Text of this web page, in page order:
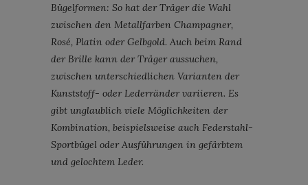
Bügelformen: So hat der Träger die Wahl
zwischen den Metallfarben Champagner,
Rosé, Platin oder Gelbgold. Auch beim Rand
der Brille kann der Träger aussuchen,
zwischen unterschiedlichen Varianten der
Kunststoff- oder Lederränder variieren. Es
gibt unglaublich viele Möglichkeiten der
Kombination, beispielsweise auch Federstahl-
Sportbügel oder Ausführungen in gefärbtem
und gelochtem Leder.